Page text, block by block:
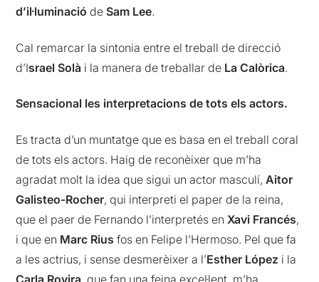
d’il·luminació deSam Lee.
Cal remarcar la sintonia entre el treball de direcció
d’Israel Solà i la manera de treballar de La Calòrica.
Sensacional les interpretacions de tots els actors.
Es tracta d’un muntatge que es basa en el treball coral
de tots els actors. Haig de reconèixer que m’ha
agradat molt la idea que sigui un actor masculí,Aitor
Galisteo-Rocher, qui interpreti el paper de la reina,
que el paer de Fernando l’interpretés en Xavi Francés,
i que en Marc Rius fos en Felipe l’Hermoso. Pel que fa
a les actrius, i sense desmerèixer a l’Esther López i la
Carla Rovira , que fan una feina excel·lent, m’ha